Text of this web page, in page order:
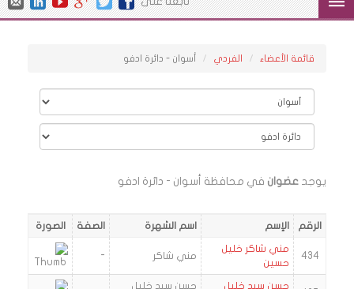
قائمة الأعضاء الفردي أسوان - دائرة ادفو
يوجد عضوان في محافظة أسوان - دائرة ادفو
الرقم الإسم اسم الشهرة الصفة الصورة
434
مني شاكر خليل
حسين
مني شاكر -
حسن سيد خليل
حسن سيد خليل